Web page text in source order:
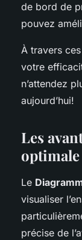
de bord de
pouvez
À travers
votre
n’attendez
aujourd’hui!
Les
Le
visualiser
précise de